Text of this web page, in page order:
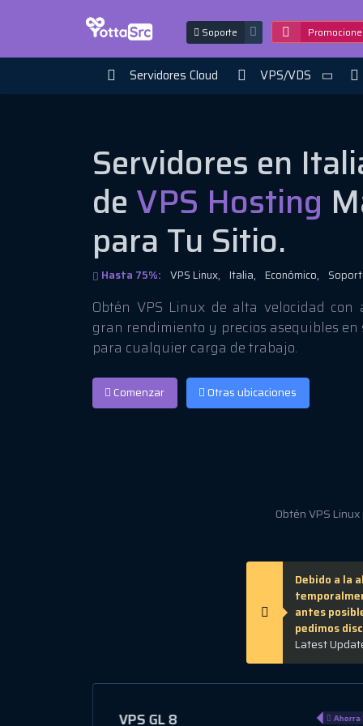
Soporte
Servidores Cloud VPS/VDS
Servidores en
de VPS Hosting
para Tu Sitio.
Hasta 75%: VPS Linux, Italia, Económico,
Obtén VPS Linux de alta velocidad con
gran rendimiento y precios asequibles
para cualquier carga de trabajo.
Comenzar Otras ubicaciones
Obtén VPS
Debido a la
antes
pedimos
Latest
VPS GL 2 Ahorra